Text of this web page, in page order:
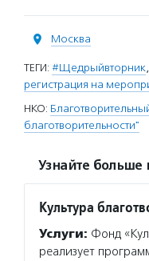
Москва
ТЕГИ: #Щедрыйвторник,
регистрация на
НКО:
благотворительности"
Узнайте больше
Культура
Услуги: Фонд
реализует